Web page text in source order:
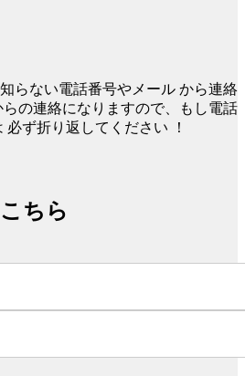
知らない電話番号やメール から連絡
の連絡になりますので、もし電話
必ず折り返してください ！
ちら